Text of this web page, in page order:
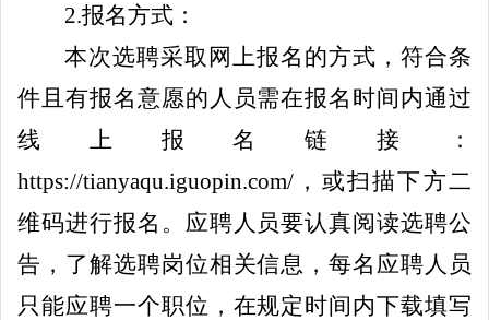
2.报名方式：
本次选聘采取网上报名的方式，符合条
件且有报名意愿的人员需在报名时间内通过
线上报名链接：
https://tianyaqu.iguopin.com/ ，或扫描下方二
维码进行报名。应聘人员要认真阅读选聘公
告，了解选聘岗位相关信息，每名 应聘 人 员
只能应聘一个职位， 在规定时间内下载填写